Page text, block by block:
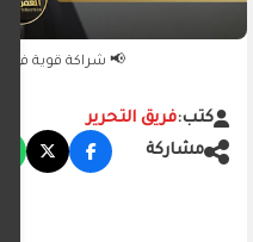
📢 شراكة قوية في
كتب:فريق التحرير
مشاركة